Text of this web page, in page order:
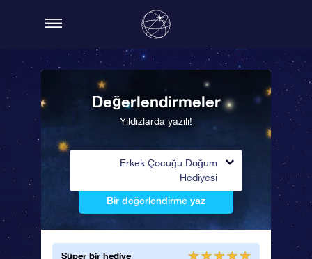
Değerlendirmeler
Yıldızlarda yazılı!
Erkek Çocuğu Doğum
Hediyesi
Bir değerlendirme yaz
Süper bir hediye